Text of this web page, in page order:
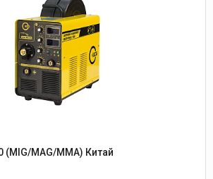
0,8-1,0 START MIGLine 220 (MIG/MAG/MMA) Китай